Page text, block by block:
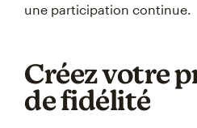
une participation continue.
Créez votre
de fidélité